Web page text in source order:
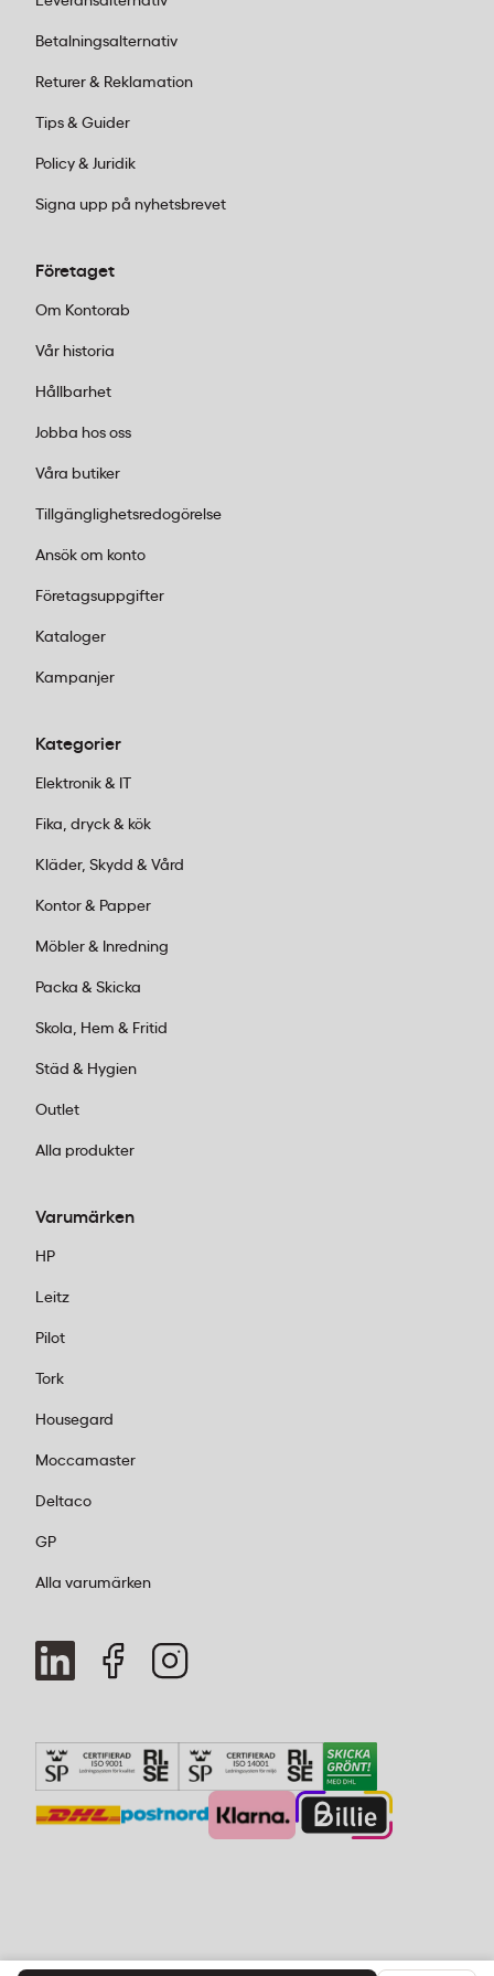
Betalningsalternativ
Returer & Reklamation
Tips & Guider
Policy & Juridik
Signa upp på nyhetsbrevet
Företaget
Om Kontorab
Vår historia
Hållbarhet
Jobba hos oss
Våra butiker
Tillgänglighetsredogörelse
Ansök om konto
Företagsuppgifter
Kataloger
Kampanjer
Kategorier
Elektronik & IT
Fika, dryck & kök
Kläder, Skydd & Vård
Kontor & Papper
Möbler & Inredning
Packa & Skicka
Skola, Hem & Fritid
Städ & Hygien
Outlet
Alla produkter
Varumärken
HP
Leitz
Pilot
Tork
Housegard
Moccamaster
Deltaco
GP
Alla varumärken